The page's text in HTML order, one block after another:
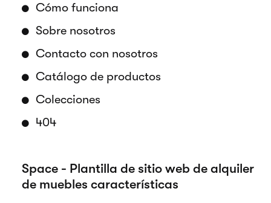
Cómo funciona
Sobre nosotros
Contacto con nosotros
Catálogo de productos
Colecciones
404
Space - Plantilla de sitio web de alquiler
de muebles características